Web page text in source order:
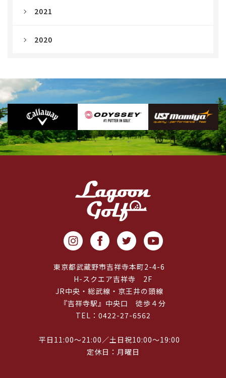
2021
2020
東京都武蔵野市吉祥寺本町2-4-6
H-スクエア吉祥寺 2F
JR中央・総武線・京王井の頭線
『吉祥寺駅』中央口 徒歩４分
TEL：0422-27-6562
平日11:00～21:00／土日祝10:00～19:00
定休日：月曜日